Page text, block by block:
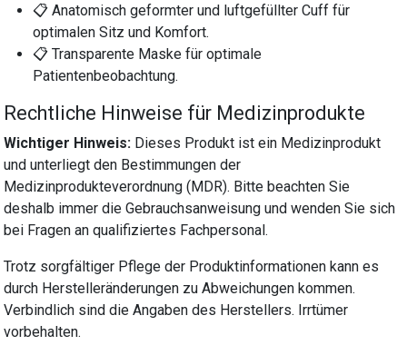
📋 Anatomisch geformter und luftgefüllter Cuff für
optimalen Sitz und Komfort.
📋 Transparente Maske für optimale
Patientenbeobachtung.
Rechtliche Hinweise für Medizinprodukte
Wichtiger Hinweis: Dieses Produkt ist ein Medizinprodukt
und unterliegt den Bestimmungen der
Medizinprodukteverordnung (MDR). Bitte beachten Sie
deshalb immer die Gebrauchsanweisung und wenden Sie sich
bei Fragen an qualifiziertes Fachpersonal.
Trotz sorgfältiger Pflege der Produktinformationen kann es
durch Herstelleränderungen zu Abweichungen kommen.
Verbindlich sind die Angaben des Herstellers. Irrtümer
vorbehalten.